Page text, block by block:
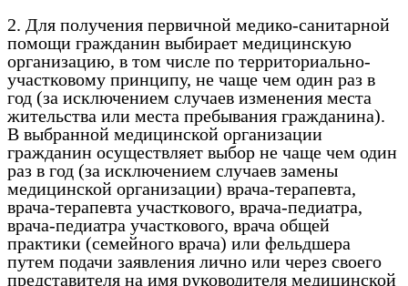
2. Для получения первичной медико-санитарной
помощи гражданин выбирает медицинскую
организацию, в том числе по территориально-
участковому принципу, не чаще чем один раз в
год (за исключением случаев изменения места
жительства или места пребывания гражданина).
В выбранной медицинской организации
гражданин осуществляет выбор не чаще чем один
раз в год (за исключением случаев замены
медицинской организации) врача-терапевта,
врача-терапевта участкового, врача-педиатра,
врача-педиатра участкового, врача общей
практики (семейного врача) или фельдшера
путем подачи заявления лично или через своего
представителя на имя руководителя медицинской